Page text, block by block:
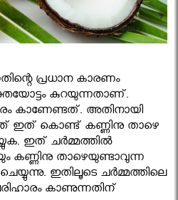
പ്രധാന കാരണം
കുറയുന്നതാണ്.
കാണേണ്ടത്. അതിനായി
ഇത് കൊണ്ട് കണ്ണിനു താഴെ
ഇത് ചര്‍മ്മത്തില്‍
കണ്ണിനു താഴെയുണ്ടാവുന്ന
ഇതിലൂടെ ചര്‍മ്മത്തിലെ
കാണുന്നതിന്